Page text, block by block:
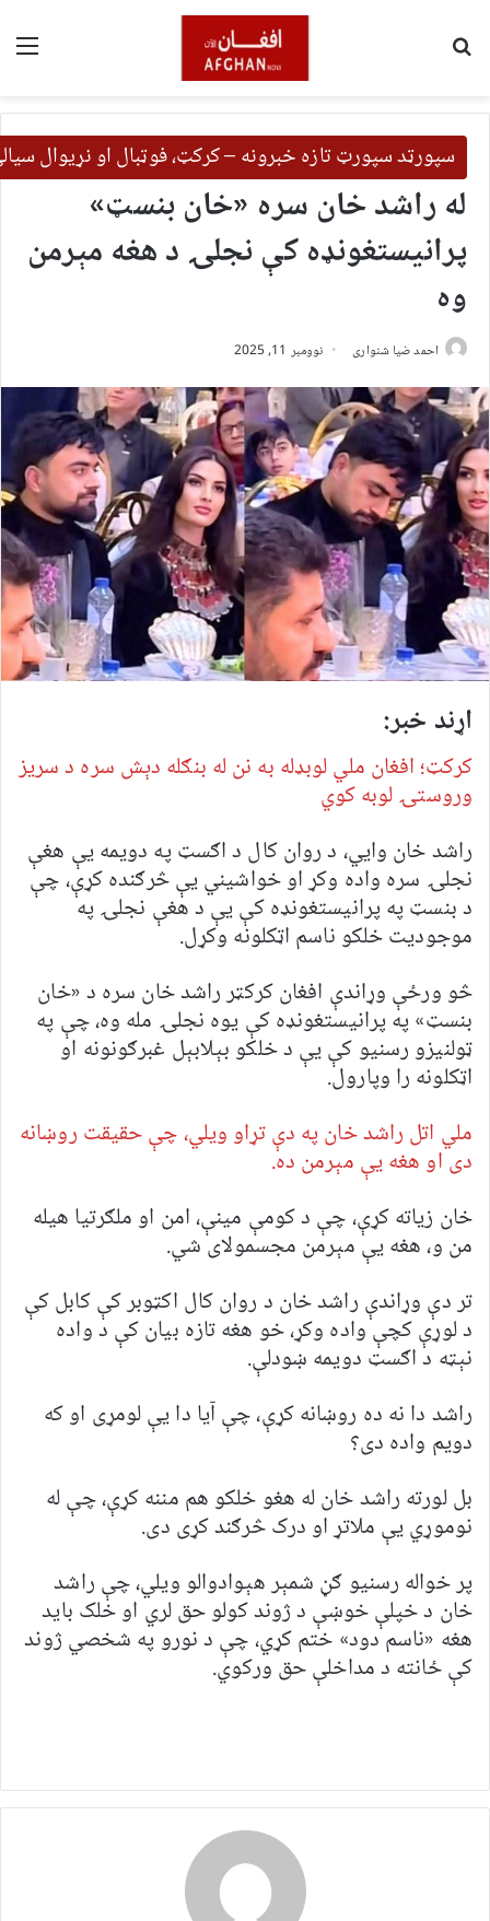
سپورټد سپورټ تازه خبرونه – کرکټ، فوټبال او نړیوال
له راشد خان سره «خان بنسټ»
پرانیستغونډه کې نجلۍ د هغه مېرمن
وه
احمد ضیا شنواری نوومبر 11, 2025
اړند خبر:
کرکټ؛ افغان ملي لوبډله به نن له بنګله دېش سره د سریز
وروستۍ لوبه کوي
راشد خان وايي، د روان کال د اګسټ په دویمه یې هغې
نجلۍ سره واده وکړ او خواشيني یې څرګنده کړې، چې
د بنسټ په پرانیستغونډه کې یې د هغې نجلۍ په
موجودیت خلکو ناسم اټکلونه وکړل.
څو ورځې وړاندې افغان کرکټر راشد خان سره د «خان
بنسټ» په پرانیستغونډه کې یوه نجلۍ مله وه، چې په
ټولنیزو رسنیو کې یې د خلکو بېلابېل غبرګونونه او
اټکلونه را وپارول.
ملي اتل راشد خان په دې تړاو ویلي، چې حقیقت روښانه
دی او هغه یې مېرمن ده.
خان زیاته کړې، چې د کومې مینې، امن او ملګرتیا هیله
من و، هغه یې مېرمن مجسمولای شي.
تر دې وړاندې راشد خان د روان کال اکټوبر کې کابل کې
د لوړې کچې واده وکړ، خو هغه تازه بیان کې د واده
نېټه د اګسټ دویمه ښودلې.
راشد دا نه ده روښانه کړې، چې آیا دا یې لومړی او که
دویم واده دی؟
بل لورته راشد خان له هغو خلکو هم مننه کړې، چې له
نوموړي یې ملاتړ او درک څرګند کړی دی.
پر خواله رسنیو ګڼ شمېر هېوادوالو ویلي، چې راشد
خان د خپلې خوښې د ژوند کولو حق لري او خلک باید
هغه «ناسم دود» ختم کړي، چې د نورو په شخصي ژوند
کې ځانته د مداخلې حق ورکوي.